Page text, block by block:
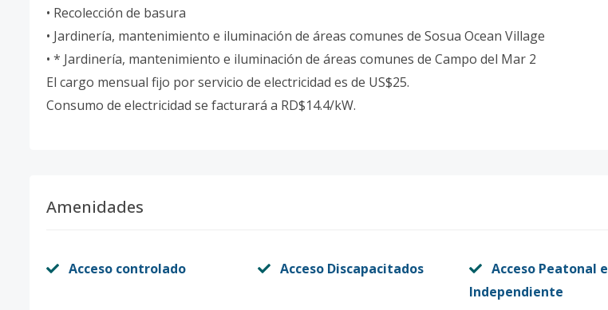
• Recolección de basura
• Jardinería, mantenimiento e iluminación de áreas comunes de Sosua Ocean Village
• * Jardinería, mantenimiento e iluminación de áreas comunes de Campo del Mar 2
El cargo mensual fijo por servicio de electricidad es de US$25.
Consumo de electricidad se facturará a RD$14.4/kW.
Amenidades
Acceso controlado Acceso Discapacitados
Acceso Peatonal e
Independiente